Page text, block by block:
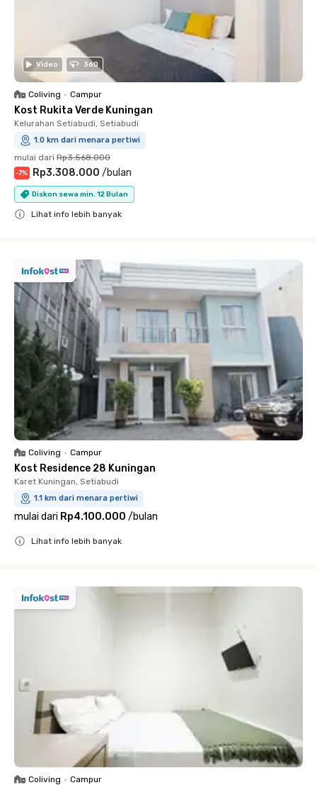
Video 360
Coliving • Campur
Kost Rukita Verde Kuningan
Kelurahan Setiabudi, Setiabudi
1.0 km dari menara pertiwi
mulai dari Rp3.568.000
-7% Rp3.308.000 /bulan
Diskon sewa min. 12 Bulan
Lihat info lebih banyak
Coliving • Campur
Kost Residence 28 Kuningan
Karet Kuningan, Setiabudi
1.1 km dari menara pertiwi
mulai dari Rp4.100.000 /bulan
Lihat info lebih banyak
Coliving • Campur